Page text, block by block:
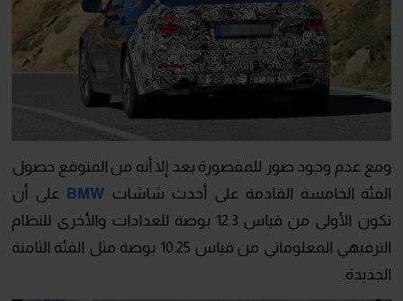
ومع عدم وجود صور للمقصورة بعد إلا أنه من المتوقع حصول
الفئة الخامسة القادمة على أحدث شاشات BMW على أن
تكون الأولى من قياس 12.3 بوصة للعدادات والأخرى للنظام
الترفيهي المعلوماتي من قياس 10.25 بوصة مثل الفئة الثامنة
الجديدة.